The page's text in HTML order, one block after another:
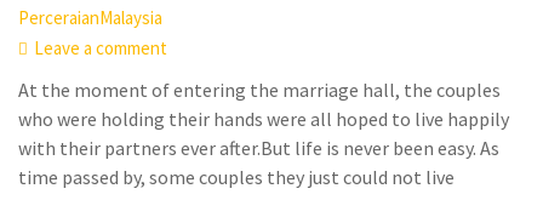
PerceraianMalaysia
Leave a comment
At the moment of entering the marriage hall, the couples
who were holding their hands were all hoped to live happily
with their partners ever after.But life is never been easy. As
time passed by, some couples they just could not live